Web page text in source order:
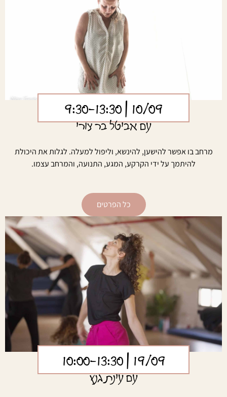
10/09
| 9:30-13:30
עם אביטל בר צורי
מרחב בו אפשר להישען, להינשא, וליפול למעלה. לגלות את היכולת
להיתמך על ידי הקרקע, המגע, התנועה, והמרחב עצמו.
כל הפרטים
19/09
| 10:00-13:30
עם עינת גנץ